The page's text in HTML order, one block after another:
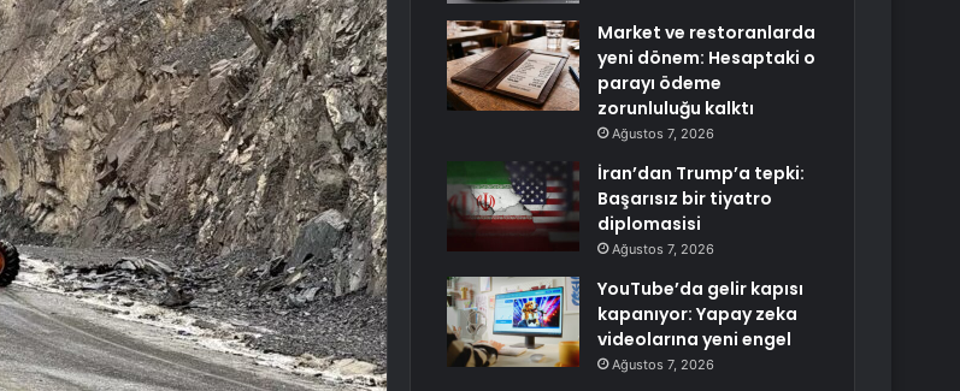
Market ve restoranlarda
yeni dönem: Hesaptaki o
parayı ödeme
zorunluluğu kalktı
Ağustos 7, 2026
İran’dan Trump’a tepki:
Başarısız bir tiyatro
diplomasisi
Ağustos 7, 2026
YouTube’da gelir kapısı
kapanıyor: Yapay zeka
videolarına yeni engel
Ağustos 7, 2026